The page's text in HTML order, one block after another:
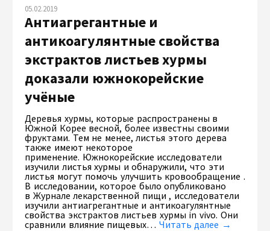
05.02.2019
Антиагрегантные и
антикоагулянтные свойства
экстрактов листьев хурмы
доказали южнокорейские
учёные
Деревья хурмы, которые распространены в
Южной Корее весной, более известны своими
фруктами. Тем не менее, листья этого дерева
также имеют некоторое
применение. Южнокорейские исследователи
изучили листья хурмы и обнаружили, что эти
листья могут помочь улучшить кровообращение .
В исследовании, которое было опубликовано
в Журнале лекарственной пищи , исследователи
изучили антиагрегантные и антикоагулянтные
свойства экстрактов листьев хурмы in vivo. Они
сравнили влияние пищевых… Читать далее →